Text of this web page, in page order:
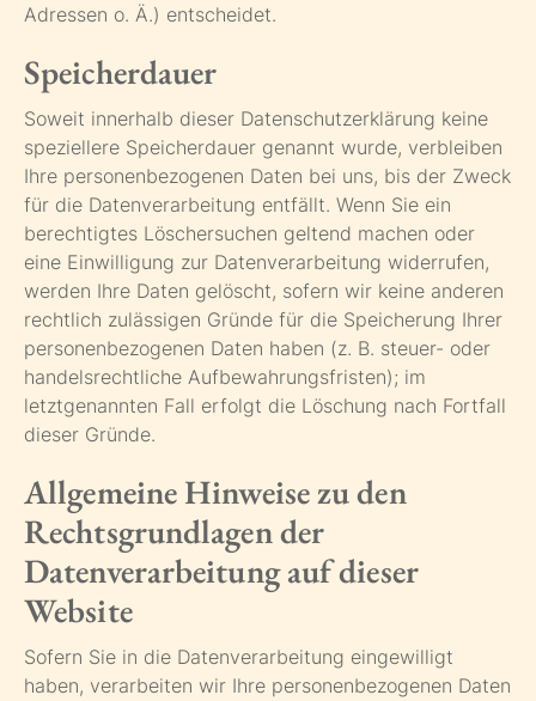
Adressen o. Ä.) entscheidet.
Speicherdauer
Soweit innerhalb dieser Datenschutzerklärung keine
speziellere Speicherdauer genannt wurde, verbleiben
Ihre personenbezogenen Daten bei uns, bis der Zweck
für die Datenverarbeitung entfällt. Wenn Sie ein
berechtigtes Löschersuchen geltend machen oder
eine Einwilligung zur Datenverarbeitung widerrufen,
werden Ihre Daten gelöscht, sofern wir keine anderen
rechtlich zulässigen Gründe für die Speicherung Ihrer
personenbezogenen Daten haben (z. B. steuer- oder
handelsrechtliche Aufbewahrungsfristen); im
letztgenannten Fall erfolgt die Löschung nach Fortfall
dieser Gründe.
Allgemeine Hinweise zu den
Rechtsgrundlagen der
Datenverarbeitung auf dieser
Website
Sofern Sie in die Datenverarbeitung eingewilligt
haben, verarbeiten wir Ihre personenbezogenen Daten